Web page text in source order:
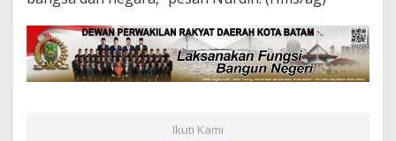
Ikuti Kami